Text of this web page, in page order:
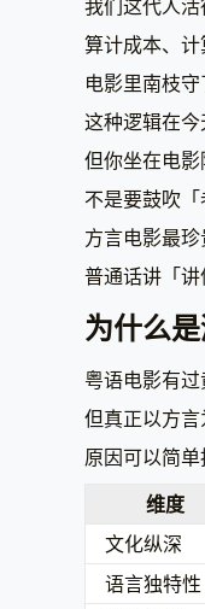
我们这代人活
算计成本、计
电影里南枝
这种逻辑在今
但你坐在电
不是要鼓吹「
方言电影最
普通话讲「讲
为什么
粤语电影有
但真正以方
原因可以简单
维度
文化纵深
语言独特性